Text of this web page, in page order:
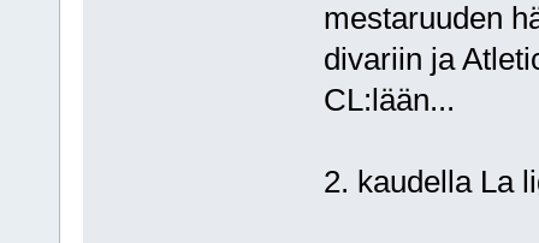
mestaruuden
divariin ja
CL:lään...
2. kaudella La